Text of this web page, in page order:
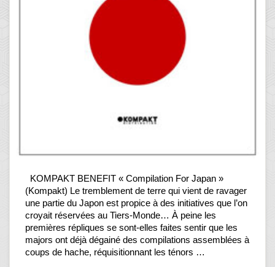
KOMPAKT BENEFIT « Compilation For Japan »
(Kompakt) Le tremblement de terre qui vient de ravager
une partie du Japon est propice à des initiatives que l’on
croyait réservées au Tiers-Monde… À peine les
premières répliques se sont-elles faites sentir que les
majors ont déjà dégainé des compilations assemblées à
coups de hache, réquisitionnant les ténors …